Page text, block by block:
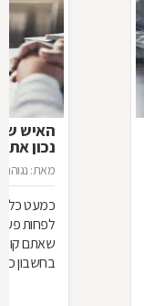
האיש
נכון את
מאת: נגוהה
כמעט כל
לפחות
שאתם
בחשבון